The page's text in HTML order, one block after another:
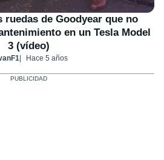
de Goodyear que no
en un Tesla Model
3 (vídeo)
Hace 5 años